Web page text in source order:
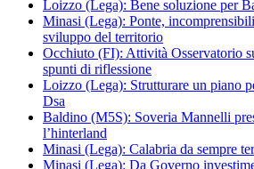
Loizzo (Lega): Bene soluzione per
Minasi (Lega): Ponte,
sviluppo del territorio
Occhiuto (FI): Attività Osservatorio
spunti di riflessione
Loizzo (Lega): Strutturare un piano
Dsa
Baldino (M5S): Soveria Mannelli
l’hinterland
Minasi (Lega): Calabria da sempre
Minasi (Lega): Da Governo